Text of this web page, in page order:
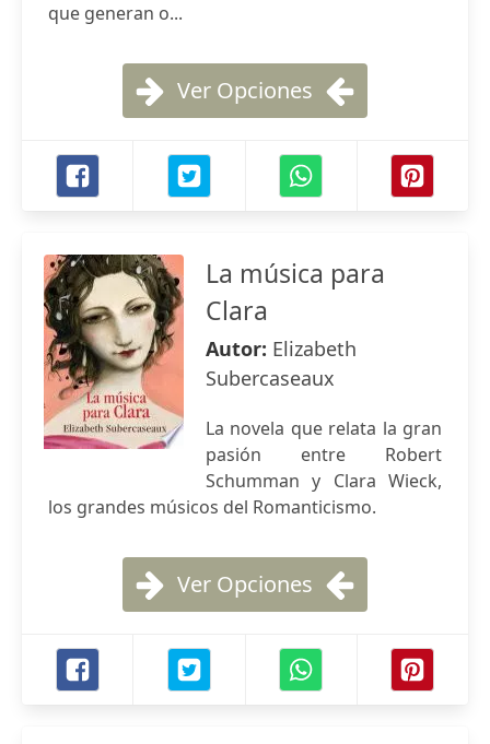
que generan o...
Ver Opciones
La música para
Clara
Autor: Elizabeth
Subercaseaux
La novela que relata la gran
pasión entre Robert
Schumman y Clara Wieck,
los grandes músicos del Romanticismo.
Ver Opciones